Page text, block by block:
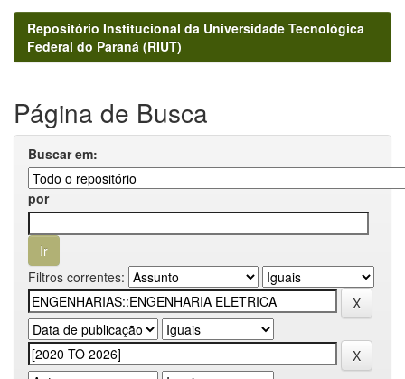
Repositório Institucional da Universidade Tecnológica
Federal do Paraná (RIUT)
Página de Busca
Buscar em:
por
Filtros correntes: